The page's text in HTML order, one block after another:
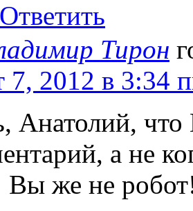
Ответить
Тирон
7, 2012 в 3:34
Анатолий, что
а не
Вы же не